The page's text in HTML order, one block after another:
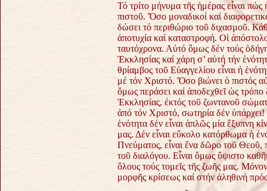
Τό τρίτο μήνυμα τῆς ἡμέρας εἶναι
πιστοῦ. Ὅσο μοναδικοί καί
δώσει τό περιθώριο τοῦ διχασμοῦ.
ἀποτυχία καί καταστροφή. Οἱ
ταυτόχρονα. Αὐτό ὅμως δέν τούς
Ἐκκλησίας καί χάρη σ’ αὐτή τήν
θρίαμβος τοῦ Εὐαγγελίου εἶναι ἡ
μέ τόν Χριστό. Ὅσο βιώνει ὁ πιστός
ὅμως περάσει καί ἀποδεχθεῖ ὡς τρόπο
Ἐκκλησίας, ἐκτός τοῦ ζωντανοῦ
ἀπό τόν Χριστό, σωτηρία δέν
ἑνότητα δέν εἶναι ἁπλῶς μία ἔξυπνη
μας. Δέν εἶναι εὔκολο κατόρθωμα ἡ
Πνεύματος, εἶναι ἕνα δῶρο τοῦ Θεοῦ,
τοῦ διαλόγου. Εἶναι ὅμως ὕψιστο
ὅλους τούς τομεῖς τῆς ζωῆς μας.
μορφῆς κρίσεως καί στήν ἀληθινή